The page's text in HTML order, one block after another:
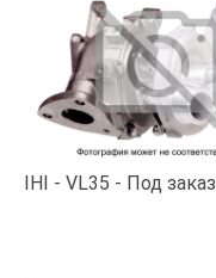
IHI VL35 Под заказ